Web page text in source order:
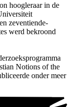
hoogleraar in de
zeventiende-
werd bekroond
Notions of the
onder meer